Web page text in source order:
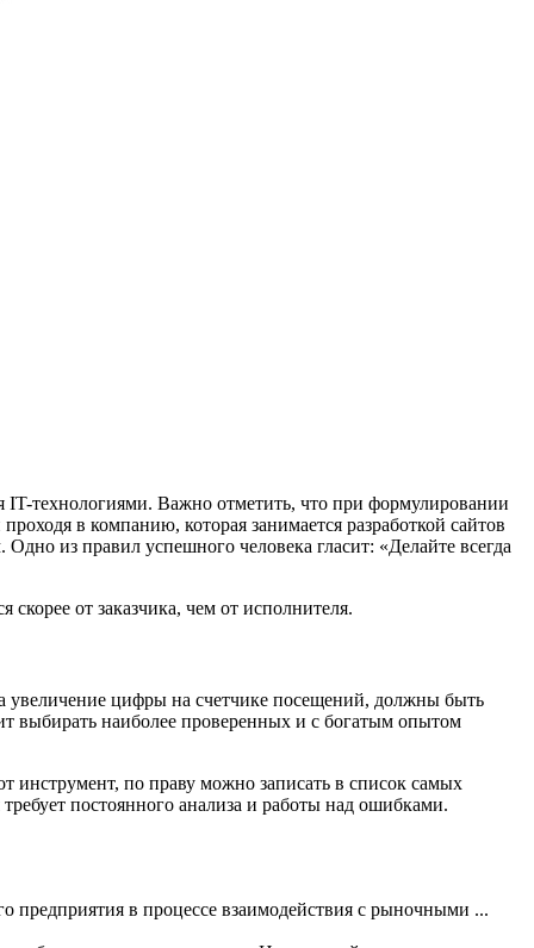
IT-технологиями. Важно отметить, что при формулировании
в компанию, которая занимается разработкой сайтов
из правил успешного человека гласит: «Делайте всегда
скорее от заказчика, чем от исполнителя.
увеличение цифры на счетчике посещений, должны быть
выбирать наиболее проверенных и с богатым опытом
инструмент, по праву можно записать в список самых
постоянного анализа и работы над ошибками.
предприятия в процессе взаимодействия с рыночными ...